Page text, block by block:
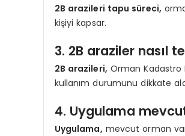
2B arazileri tapu süreci,
kişiyi kapsar.
3. 2B araziler nasıl
2B arazileri, Orman Kadastro
kullanım durumunu dikkate
4. Uygulama
Uygulama, mevcut orman